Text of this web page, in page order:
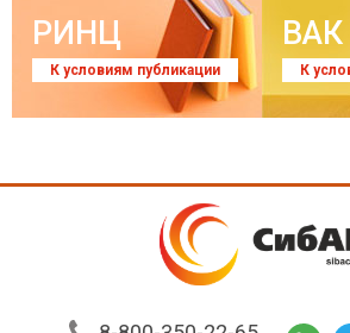
РИНЦ
К условиям публикации
ВАК
К